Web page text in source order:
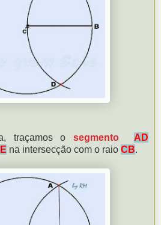
traçamos o segmento
AD
E na intersecção com o raio CB.